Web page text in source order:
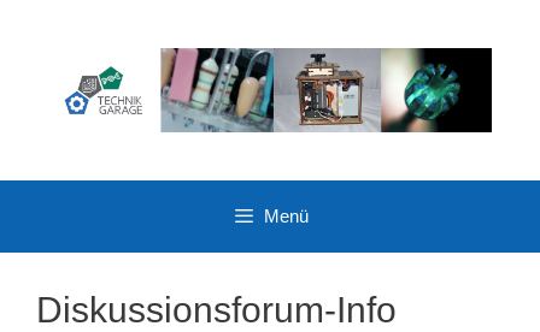
Menü
Diskussionsforum-Info